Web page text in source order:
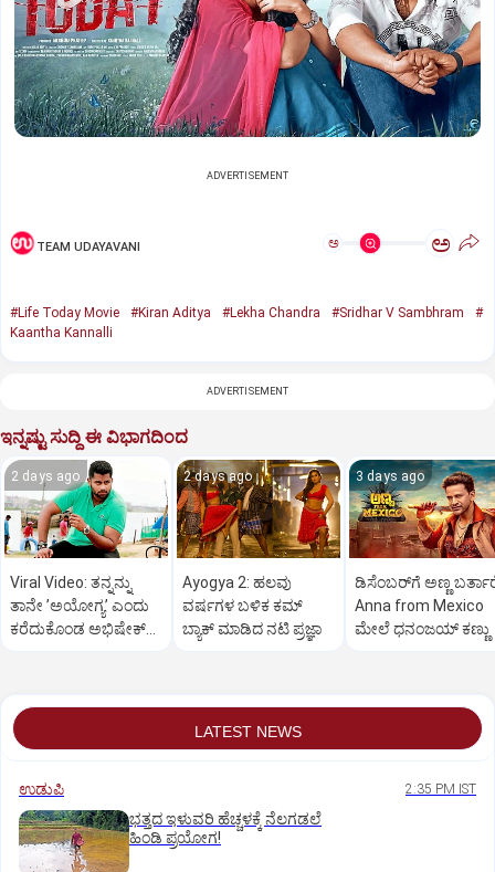
ADVERTISEMENT
TEAM UDAYAVANI ಅ ಅ
#Life Today Movie #Kiran Aditya #Lekha Chandra #Sridhar V Sambhram
#
Kaantha Kannalli
ADVERTISEMENT
ಇನ್ನಷ್ಟು ಸುದ್ದಿ ಈ ವಿಭಾಗದಿಂದ
2 days ago
‌Viral Video: ತನ್ನನ್ನು
ತಾನೇ ʼಅಯೋಗ್ಯʼ ಎಂದು
ಕರೆದುಕೊಂಡ ಅಭಿಷೇಕ್‌
2 days ago
Ayogya 2: ಹಲವು
ವರ್ಷಗಳ ಬಳಿಕ ಕಮ್‌
ಬ್ಯಾಕ್‌ ಮಾಡಿದ ನಟಿ ಪ್ರಜ್ಞಾ
3 days ago
ಡಿಸೆಂಬರ್‌ಗೆ ಅಣ್ಣ
Anna from Mexico
ಮೇಲೆ ಧನಂಜಯ್‌ ಕಣ್ಣು
LATEST NEWS
ಉಡುಪಿ 2:35 PM IST
ಭತ್ತದ ಇಳುವರಿ ಹೆಚ್ಚಳಕ್ಕೆ ನೆಲಗಡಲೆ
ಹಿಂಡಿ ಪ್ರಯೋಗ!